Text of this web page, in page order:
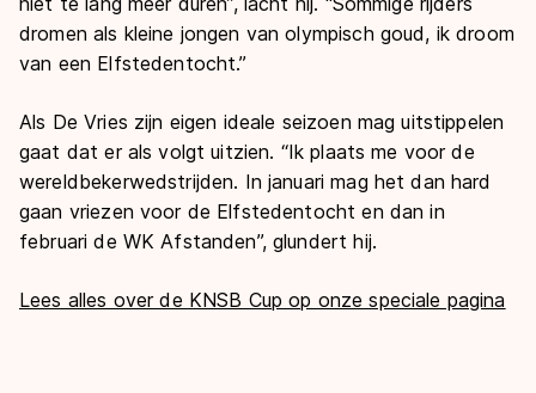
dromen als kleine jongen van olympisch goud, ik droom
van een Elfstedentocht.”
Als De Vries zijn eigen ideale seizoen mag uitstippelen
gaat dat er als volgt uitzien. “Ik plaats me voor de
wereldbekerwedstrijden. In januari mag het dan hard
gaan vriezen voor de Elfstedentocht en dan in
februari de WK Afstanden”, glundert hij.
Lees alles over de KNSB Cup op onze speciale pagina